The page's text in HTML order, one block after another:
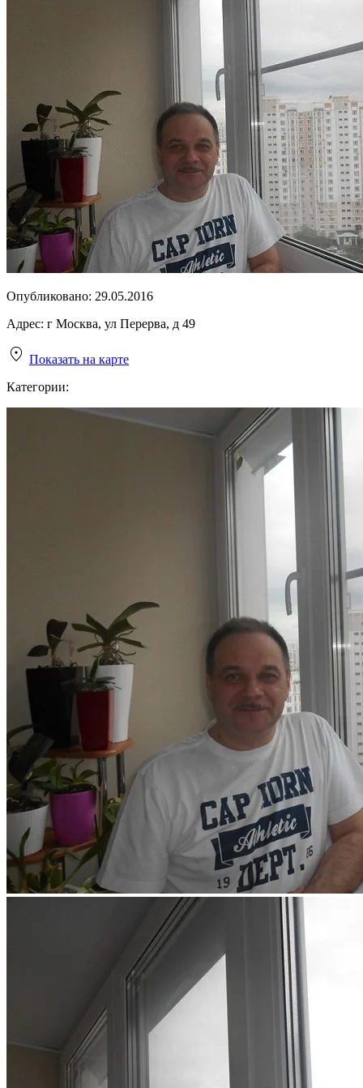
Опубликовано: 29.05.2016
Адрес: г Москва, ул Перерва, д 49
Показать на карте
Категории: